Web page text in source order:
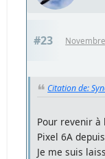
#23
Citation de:
Pour revenir à
Pixel 6A
Je me suis